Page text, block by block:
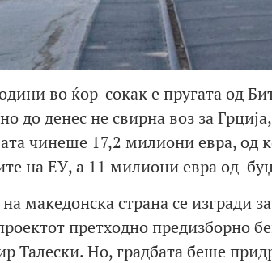
во ќор-сокак е пругата од
до денес не свирна воз за
чинеше 17,2 милиони евра, од
на ЕУ, а 11 милиони евра од
македонска страна се изгради
претходно предизборно
Талески. Но, градбата беше